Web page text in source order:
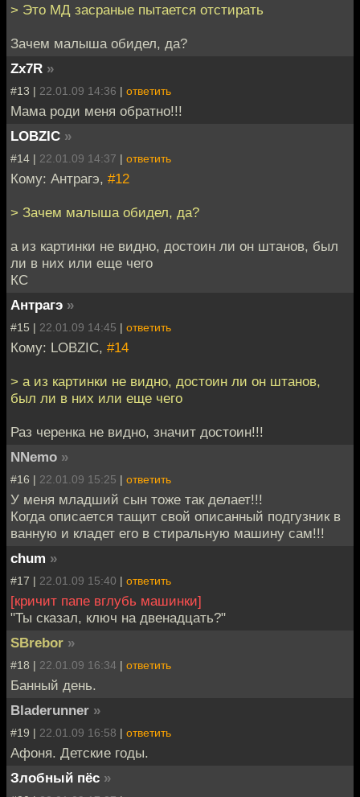
> Это МД засраные пытается отстирать
Зачем малыша обидел, да?
Zx7R »
#13 | 22.01.09 14:36 | ответить
Мама роди меня обратно!!!
LOBZIC »
#14 | 22.01.09 14:37 | ответить
Кому: Антрагэ, #12
> Зачем малыша обидел, да?
а из картинки не видно, достоин ли он штанов, был
ли в них или еще чего
КС
Антрагэ »
#15 | 22.01.09 14:45 | ответить
Кому: LOBZIC, #14
> а из картинки не видно, достоин ли он штанов,
был ли в них или еще чего
Раз черенка не видно, значит достоин!!!
NNemo »
#16 | 22.01.09 15:25 | ответить
У меня младший сын тоже так делает!!!
Когда описается тащит свой описанный подгузник в
ванную и кладет его в стиральную машину сам!!!
chum »
#17 | 22.01.09 15:40 | ответить
[кричит папе вглубь машинки]
"Ты сказал, ключ на двенадцать?"
SBrebor »
#18 | 22.01.09 16:34 | ответить
Банный день.
Bladerunner »
#19 | 22.01.09 16:58 | ответить
Афоня. Детские годы.
Злобный пёс »